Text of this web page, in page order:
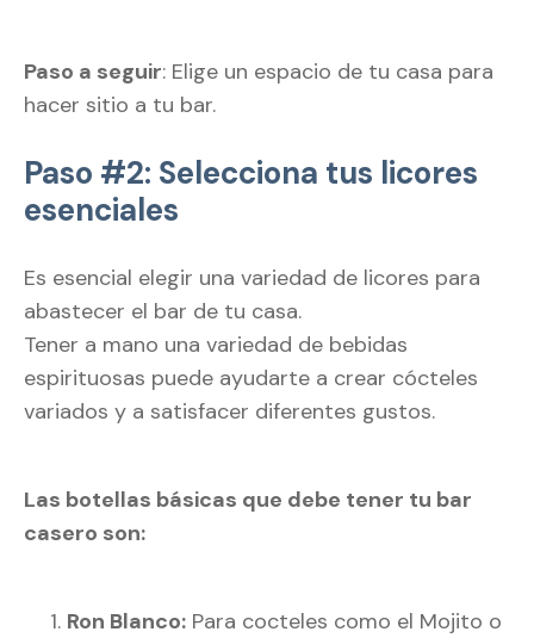
Paso a seguir: Elige un espacio de tu casa para
hacer sitio a tu bar.
Paso #2: Selecciona tus licores
esenciales
Es esencial elegir una variedad de licores para
abastecer el bar de tu casa.
Tener a mano una variedad de bebidas
espirituosas puede ayudarte a crear cócteles
variados y a satisfacer diferentes gustos.
Las botellas básicas que debe tener tu bar
casero son:
Ron Blanco: Para cocteles como el Mojito o